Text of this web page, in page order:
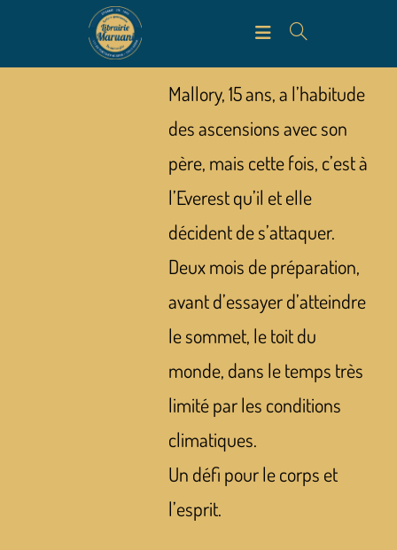
Mallory, 15 ans, a l’habitude
des ascensions avec son
père, mais cette fois, c’est à
l’Everest qu’il et elle
décident de s’attaquer.
Deux mois de préparation,
avant d’essayer d’atteindre
le sommet, le toit du
monde, dans le temps très
limité par les conditions
climatiques.
Un défi pour le corps et
l’esprit.